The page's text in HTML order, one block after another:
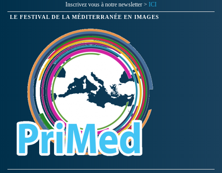
Inscrivez vous à notre newsletter > ICI
LE FESTIVAL DE LA MÉDITERRANÉE EN IMAGES